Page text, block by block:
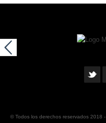
© Todos los derechos reservados 2018 -